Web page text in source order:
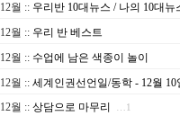
12월 :: 우리반 10대뉴스 / 나의 10대뉴
12월 :: 우리 반 베스트
12월 :: 수업에 남은 색종이 놀이
12월 :: 세계인권선언일/동학 - 12월 10
12월 :: 상담으로 마무리 …1